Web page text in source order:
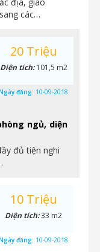
các…
ngủ, diện
đủ tiện nghi
20 Triệu
Diện tích:101,5 m2
đăng: 10-09-2018
10 Triệu
Diện tích:33 m2
đăng: 10-09-2018